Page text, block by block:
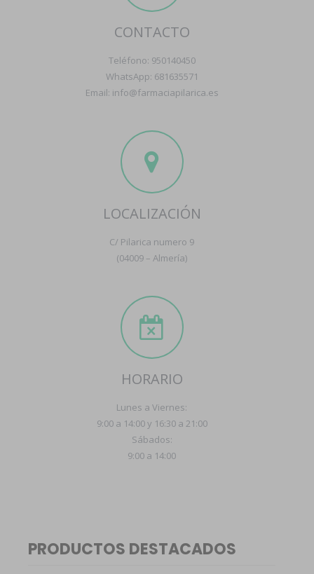
CONTACTO
Teléfono: 950140450
WhatsApp: 681635571
Email: info@farmaciapilarica.es
LOCALIZACIÓN
C/ Pilarica numero 9
(04009 – Almería)
HORARIO
Lunes a Viernes:
9:00 a 14:00 y 16:30 a 21:00
Sábados:
9:00 a 14:00